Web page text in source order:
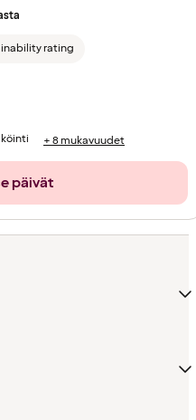
rating
+ 8 mukavuudet
päivät